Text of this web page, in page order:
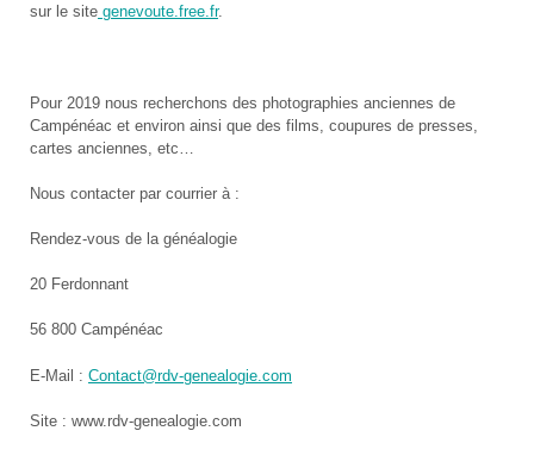
sur le site genevoute.free.fr.
Pour 2019 nous recherchons des photographies anciennes de
Campénéac et environ ainsi que des films, coupures de presses,
cartes anciennes, etc…
Nous contacter par courrier à :
Rendez-vous de la généalogie
20 Ferdonnant
56 800 Campénéac
E-Mail : Contact@rdv-genealogie.com
Site : www.rdv-genealogie.com